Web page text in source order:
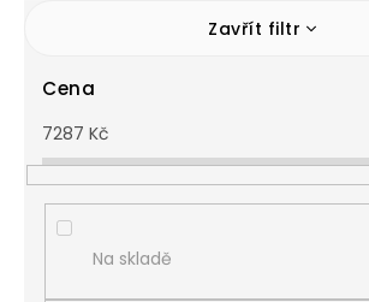
Zavřít filtr
Cena
7287 Kč
Na skladě